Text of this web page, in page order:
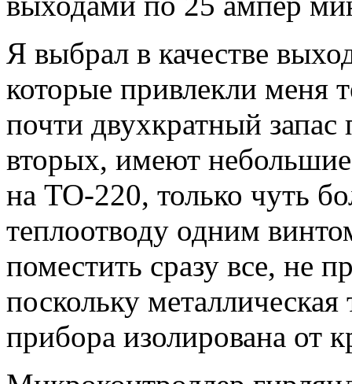
Я выбрал в качестве
которые привлекли меня
почти двухкратный
вторых, имеют
на ТО-220, только чуть
теплоотводу одним
поместить сразу все, не
поскольку
прибора изолирована от